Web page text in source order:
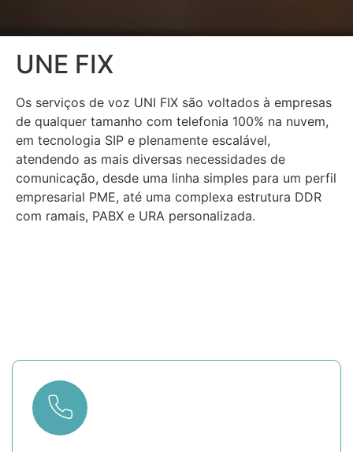
UNE FIX
Os serviços de voz UNI FIX são voltados à empresas
de qualquer tamanho com telefonia 100% na nuvem,
em tecnologia SIP e plenamente escalável,
atendendo as mais diversas necessidades de
comunicação, desde uma linha simples para um perfil
empresarial PME, até uma complexa estrutura DDR
com ramais, PABX e URA personalizada.